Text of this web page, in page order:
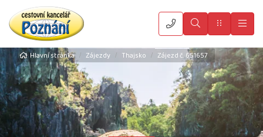
VyhledatMenu
Hlavní stránka Zájezdy Thajsko Zájezd č. 651657